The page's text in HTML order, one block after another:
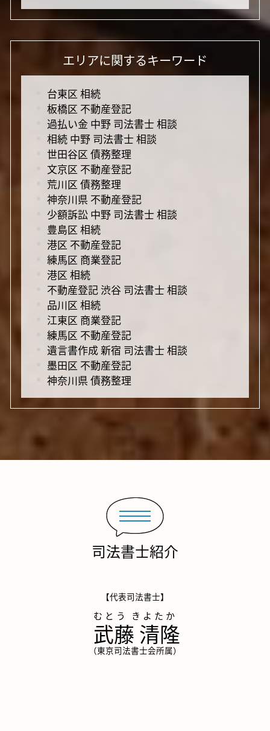
エリアに関するキーワード
台東区 相続
板橋区 不動産登記
過払い金 中野 司法書士 相談
相続 中野 司法書士 相談
世田谷区 債務整理
文京区 不動産登記
荒川区 債務整理
神奈川県 不動産登記
少額訴訟 中野 司法書士 相談
豊島区 相続
港区 不動産登記
練馬区 商業登記
港区 相続
不動産登記 渋谷 司法書士 相談
品川区 相続
江東区 商業登記
練馬区 不動産登記
遺言書作成 新宿 司法書士 相談
墨田区 不動産登記
神奈川県 債務整理
司法書士紹介
【代表司法書士】
武藤 清隆
（東京司法書士会所属）